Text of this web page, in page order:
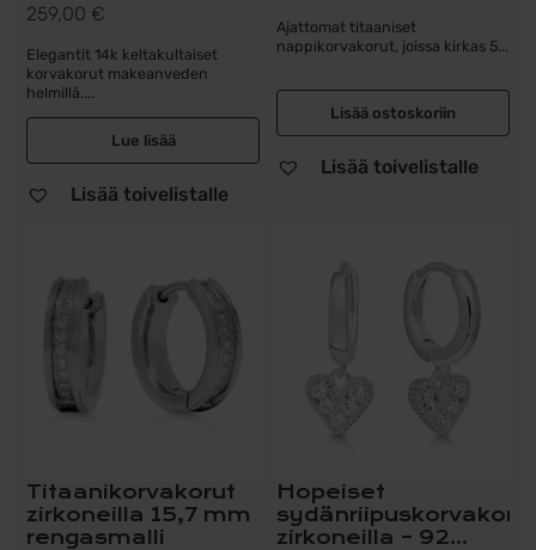
Arvostelu
5.00/ 5
259,00 €
Elegantit 14k keltakultaiset
korvakorut makeanveden
helmillä....
Lue lisää
Lisää toivelistalle
Ajattomat titaaniset
nappikorvakorut, joissa kirkas 5...
Lisää ostoskoriin
Lisää toivelistalle
Titaanikorvakorut
zirkoneilla 15,7 mm
rengasmalli
Hopeiset
zirkoneilla – 92...